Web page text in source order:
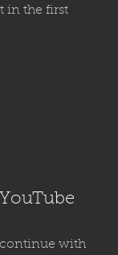
in the first
with